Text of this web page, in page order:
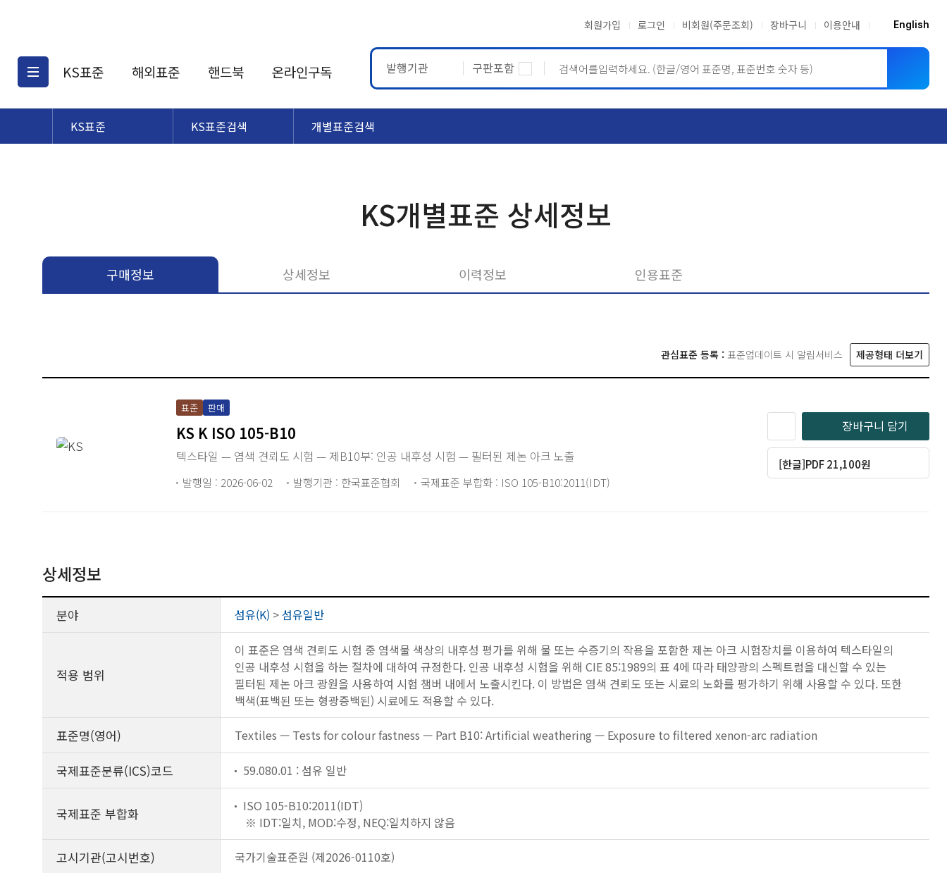
회원가입 로그인 비회원(주문조회) 장바구니 이용안내 English
KS표준
KS표준검색
해외표준
해외표준검색
핸드북 온라인구독 발행기관 구판포함
KS표준 KS표준검색 개별표준검색
KS개별표준 상세정보
구매정보 상세정보 이력정보 인용표준
관심표준 등록 : 표준업데이트 시 알림서비스 제공형태 더보기
표준 판매
KS K ISO 105-B10
텍스타일 — 염색 견뢰도 시험 — 제B10부: 인공 내후성 시험 — 필터된 제논 아크 노출
발행일 : 2026-06-02 발행기관 : 한국표준협회 국제표준 부합화 : ISO 105-B10:2011(IDT)
장바구니 담기
[한글]PDF 21,100원
상세정보
분야 섬유(K) >섬유일반
적용 범위
이 표준은 염색 견뢰도 시험 중 염색물 색상의 내후성 평가를 위해 물 또는 수증기의 작용을 포함한 제논 아크 시험장치를 이용하여 텍스타일의
인공 내후성 시험을 하는 절차에 대하여 규정한다. 인공 내후성 시험을 위해 CIE 85:1989의 표 4에 따라 태양광의 스펙트럼을 대신할 수 있는
필터된 제논 아크 광원을 사용하여 시험 챔버 내에서 노출시킨다. 이 방법은 염색 견뢰도 또는 시료의 노화를 평가하기 위해 사용할 수 있다. 또한
백색(표백된 또는 형광증백된) 시료에도 적용할 수 있다.
표준명(영어) Textiles — Tests for colour fastness — Part B10: Artificial weathering — Exposure to filtered xenon-arc radiation
국제표준분류(ICS)코드 59.080.01 : 섬유 일반
국제표준 부합화
ISO 105-B10:2011(IDT)
※ IDT:일치, MOD:수정, NEQ:일치하지 않음
고시기관(고시번호) 국가기술표준원 (제2026-0110호)